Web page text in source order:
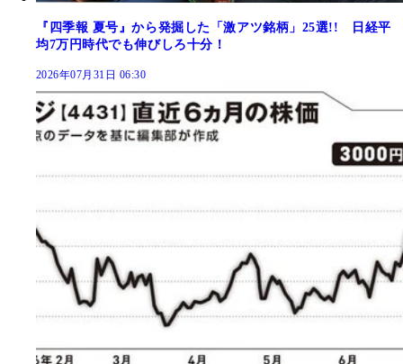
『四季報 夏号』から発掘した「激アツ銘柄」25選!! 日経平
均7万円時代でも伸びしろ十分！
2026年07月31日 06:30